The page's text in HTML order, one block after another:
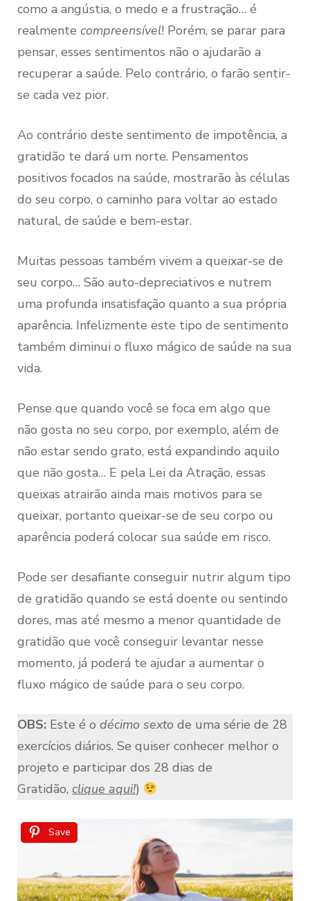
como a angústia, o medo e a frustração… é
realmente compreensível! Porém, se parar para
pensar, esses sentimentos não o ajudarão a
recuperar a saúde. Pelo contrário, o farão sentir-
se cada vez pior.
Ao contrário deste sentimento de impotência, a
gratidão te dará um norte. Pensamentos
positivos focados na saúde, mostrarão às células
do seu corpo, o caminho para voltar ao estado
natural, de saúde e bem-estar.
Muitas pessoas também vivem a queixar-se de
seu corpo… São auto-depreciativos e nutrem
uma profunda insatisfação quanto a sua própria
aparência. Infelizmente este tipo de sentimento
também diminui o fluxo mágico de saúde na sua
vida.
Pense que quando você se foca em algo que
não gosta no seu corpo, por exemplo, além de
não estar sendo grato, está expandindo aquilo
que não gosta… E pela Lei da Atração, essas
queixas atrairão ainda mais motivos para se
queixar, portanto queixar-se de seu corpo ou
aparência poderá colocar sua saúde em risco.
Pode ser desafiante conseguir nutrir algum tipo
de gratidão quando se está doente ou sentindo
dores, mas até mesmo a menor quantidade de
gratidão que você conseguir levantar nesse
momento, já poderá te ajudar a aumentar o
fluxo mágico de saúde para o seu corpo.
OBS: Este é o décimo sexto de uma série de 28
exercícios diários. Se quiser conhecer melhor o
projeto e participar dos 28 dias de
Gratidão, clique aqui!)
Save